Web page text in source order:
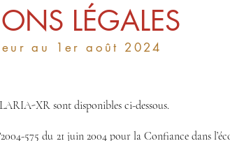
LÉGALES
au 1er août 2024
XR sont disponibles ci-dessous.
575 du 21 juin 2004 pour la Confiance dans